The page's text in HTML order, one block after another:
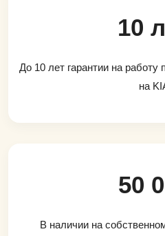
10
До 10 лет гарантии на работу
на
50
В наличии на